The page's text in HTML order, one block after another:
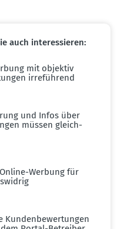
auch inter­es­sieren:
mit objektiv
irreführend
und Infos über
müssen gleich­
Werbung für
Kunden­be­wer­tungen